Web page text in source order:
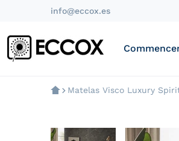
info@eccox.es
Matelas Visco Luxury
products/